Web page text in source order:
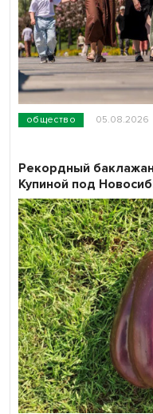
общество 05.08.2026
Рекордный
Купиной под